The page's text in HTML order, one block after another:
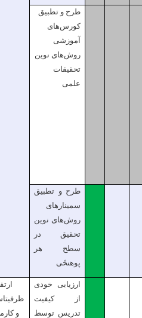
طرح و تطبیق
کورس‌های
روش‌های نوین
طرح و تطبیق
سمینارهای
روش‌های نوین
تحقیق در
سطح هر
ارزیابی خودی
از کیفیت
تدریس توسط
ارتقای
ظرفیتاستادان
و کارمندان